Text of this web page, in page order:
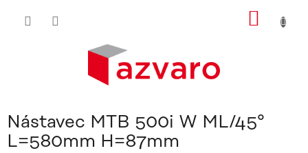
Nástavec MTB 500i W ML/45°
L=580mm H=87mm